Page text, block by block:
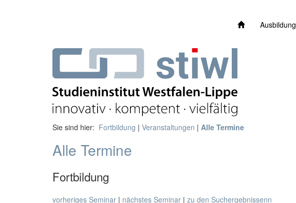
Ausbildung
Sie sind hier: Fortbildung | Veranstaltungen | Alle Termine
Alle Termine
Fortbildung
vorheriges Seminar | nächstes Seminar | zu den Suchergebnissenn